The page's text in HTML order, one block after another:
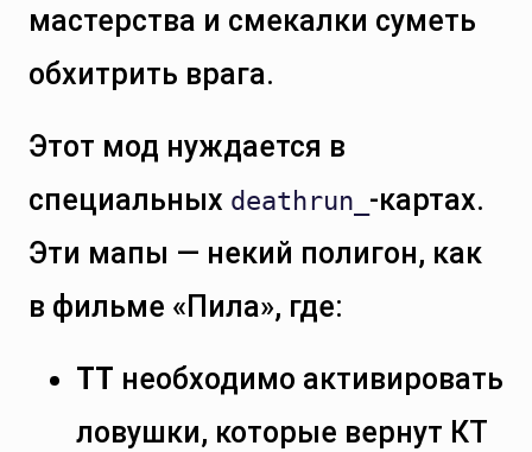
мастерства и смекалки суметь
обхитрить врага.
Этот мод нуждается в
специальных deathrun_ -картах.
Эти мапы — некий полигон, как
в фильме «Пила», где:
ТТ необходимо активировать
ловушки, которые вернут КТ